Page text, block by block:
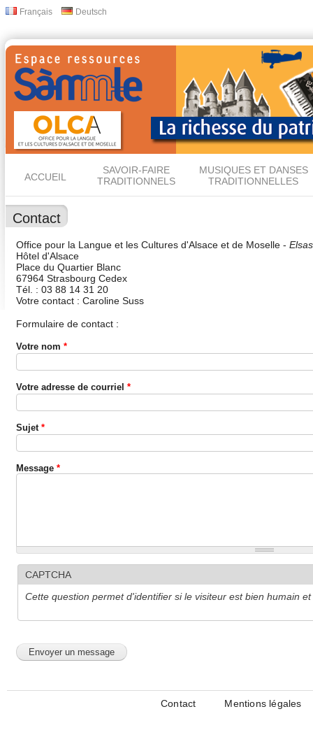
Français Deutsch
ACCUEIL
SAVOIR-FAIRE
TRADITIONNELS
MUSIQUES ET DANSES
TRADITIONNELLES
Contact
Office pour la Langue et les Cultures d'Alsace et de Moselle -
Hôtel d'Alsace
Place du Quartier Blanc
67964 Strasbourg Cedex
Tél. : 03 88 14 31 20
Votre contact : Caroline Suss
Formulaire de contact :
Votre nom *
Votre adresse de courriel *
Sujet *
Message *
CAPTCHA
Cette question permet d'identifier si le visiteur est bien humain
Contact Mentions légales